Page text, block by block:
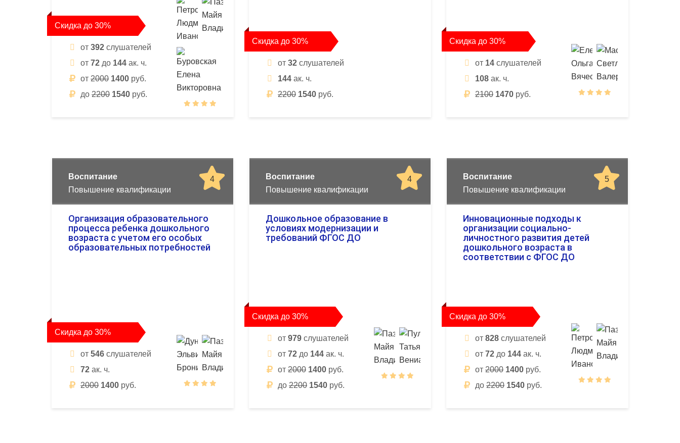
Скидка до 30%
от 392 слушателей
от 72 до 144 ак. ч.
от 2000 1400 руб.
до 2200 1540 руб.
Скидка до 30%
от 32 слушателей
144 ак. ч.
2200 1540 руб.
Скидка до 30%
от 14 слушателей
108 ак. ч.
2100 1470 руб.
4
Воспитание
Повышение квалификации
Организация образовательного
процесса ребенка дошкольного
возраста с учетом его особых
образовательных потребностей
Скидка до 30%
от 546 слушателей
72 ак. ч.
2000 1400 руб.
4
Воспитание
Повышение квалификации
Дошкольное образование в
условиях модернизации и
требований ФГОС ДО
Скидка до 30%
от 979 слушателей
от 72 до 144 ак. ч.
от 2000 1400 руб.
до 2200 1540 руб.
5
Воспитание
Повышение квалификации
Инновационные подходы к
организации социально-
личностного развития детей
дошкольного возраста в
соответствии с ФГОС ДО
Скидка до 30%
от 828 слушателей
от 72 до 144 ак. ч.
от 2000 1400 руб.
до 2200 1540 руб.